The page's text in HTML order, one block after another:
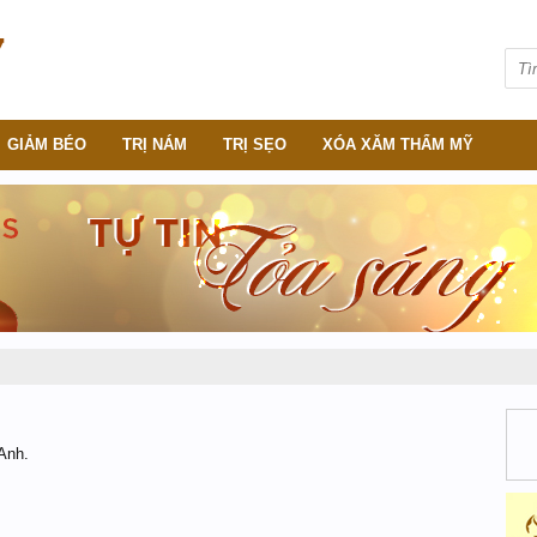
GIẢM BÉO TRỊ NÁM TRỊ SẸO XÓA XĂM THẨM MỸ